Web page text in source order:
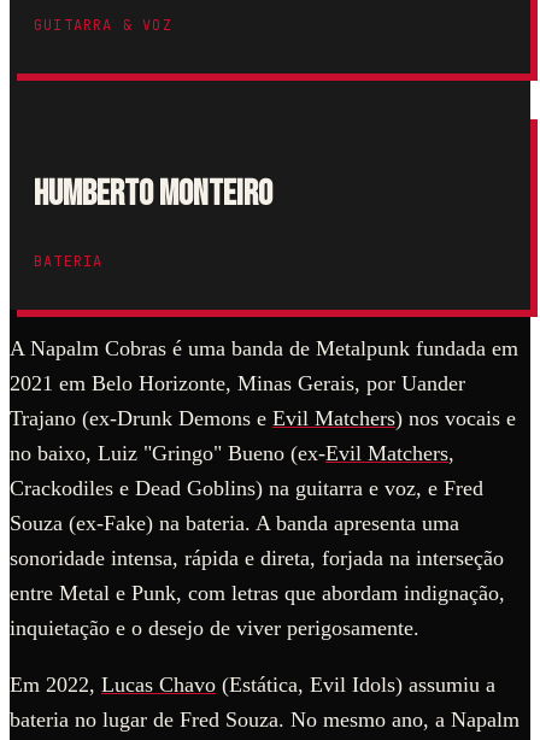
GUITARRA & VOZ
Humberto Monteiro
BATERIA
A Napalm Cobras é uma banda de Metalpunk fundada em
2021 em Belo Horizonte, Minas Gerais, por Uander
Trajano (ex-Drunk Demons e Evil Matchers) nos vocais e
no baixo, Luiz "Gringo" Bueno (ex-Evil Matchers,
Crackodiles e Dead Goblins) na guitarra e voz, e Fred
Souza (ex-Fake) na bateria. A banda apresenta uma
sonoridade intensa, rápida e direta, forjada na interseção
entre Metal e Punk, com letras que abordam indignação,
inquietação e o desejo de viver perigosamente.
Em 2022, Lucas Chavo (Estática, Evil Idols) assumiu a
bateria no lugar de Fred Souza. No mesmo ano, a Napalm